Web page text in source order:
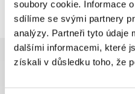
soubory cookie. Informace
sdílíme se svými partnery
analýzy. Partneři tyto údaje
dalšími informacemi, které
získali v důsledku toho, že